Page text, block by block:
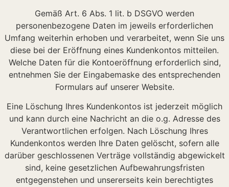
Gemäß Art. 6 Abs. 1 lit. b DSGVO werden
personenbezogene Daten im jeweils erforderlichen
Umfang weiterhin erhoben und verarbeitet, wenn Sie uns
diese bei der Eröffnung eines Kundenkontos mitteilen.
Welche Daten für die Kontoeröffnung erforderlich sind,
entnehmen Sie der Eingabemaske des entsprechenden
Formulars auf unserer Website.
Eine Löschung Ihres Kundenkontos ist jederzeit möglich
und kann durch eine Nachricht an die o.g. Adresse des
Verantwortlichen erfolgen. Nach Löschung Ihres
Kundenkontos werden Ihre Daten gelöscht, sofern alle
darüber geschlossenen Verträge vollständig abgewickelt
sind, keine gesetzlichen Aufbewahrungsfristen
entgegenstehen und unsererseits kein berechtigtes